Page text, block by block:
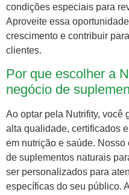
condições especiais para
Aproveite essa
crescimento e contribuir
clientes.
Por que escolher a
negócio de
Ao optar pela Nutrifity, você
alta qualidade, certificados
em nutrição e saúde.
de suplementos naturais
ser personalizados para
específicas do seu público.